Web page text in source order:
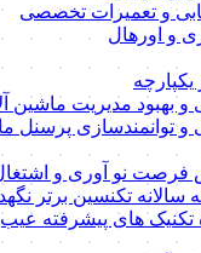
و تعمیرات تخصصی
و اورهال
یکپارچه
و بهبود مدیریت ماشین
و توانمندسازی پرسنل
فرصت نو آوری و
سالانه تکنسین برتر
تکنیک‌ های پیشرفته